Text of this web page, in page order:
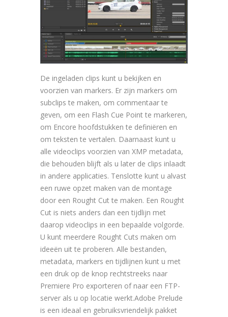
De ingeladen clips kunt u bekijken en
voorzien van markers. Er zijn markers om
subclips te maken, om commentaar te
geven, om een Flash Cue Point te markeren,
om Encore hoofdstukken te definiëren en
om teksten te vertalen. Daarnaast kunt u
alle videoclips voorzien van XMP metadata,
die behouden blijft als u later de clips inlaadt
in andere applicaties. Tenslotte kunt u alvast
een ruwe opzet maken van de montage
door een Rought Cut te maken. Een Rought
Cut is niets anders dan een tijdlijn met
daarop videoclips in een bepaalde volgorde.
U kunt meerdere Rought Cuts maken om
ideeën uit te proberen. Alle bestanden,
metadata, markers en tijdlijnen kunt u met
een druk op de knop rechtstreeks naar
Premiere Pro exporteren of naar een FTP-
server als u op locatie werkt.Adobe Prelude
is een ideaal en gebruiksvriendelijk pakket